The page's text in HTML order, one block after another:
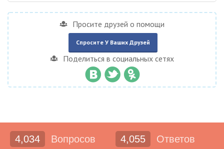
Просите друзей о помощи
Спросите У Ваших Друзей
Поделиться в социальных сетях
4,034 Вопросов 4,055 Ответов